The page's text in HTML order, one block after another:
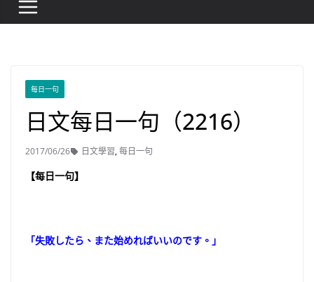
每日一句
日文每日一句（2216）
2017/06/26 日文學習,每日一句
【每日一句】
「失敗したら、また始めればいいのです。」